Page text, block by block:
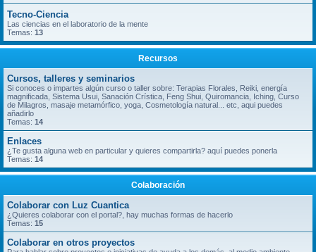
Tecno-Ciencia
Las ciencias en el laboratorio de la mente
Temas: 13
Recursos
Cursos, talleres y seminarios
Si conoces o impartes algún curso o taller sobre: Terapias Florales, Reiki, energía
magnificada, Sistema Usui, Sanación Crística, Feng Shui, Quiromancia, Iching, Curso
de Milagros, masaje metamórfico, yoga, Cosmetología natural... etc, aqui puedes
añadirlo
Temas: 14
Enlaces
¿Te gusta alguna web en particular y quieres compartirla? aquí puedes ponerla
Temas: 14
Colaboración
Colaborar con Luz Cuantica
¿Quieres colaborar con el portal?, hay muchas formas de hacerlo
Temas: 15
Colaborar en otros proyectos